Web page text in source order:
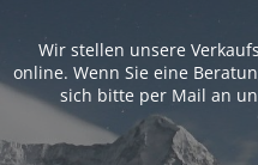
Wir stellen unsere
online. Wenn Sie eine
sich bitte per Mail an